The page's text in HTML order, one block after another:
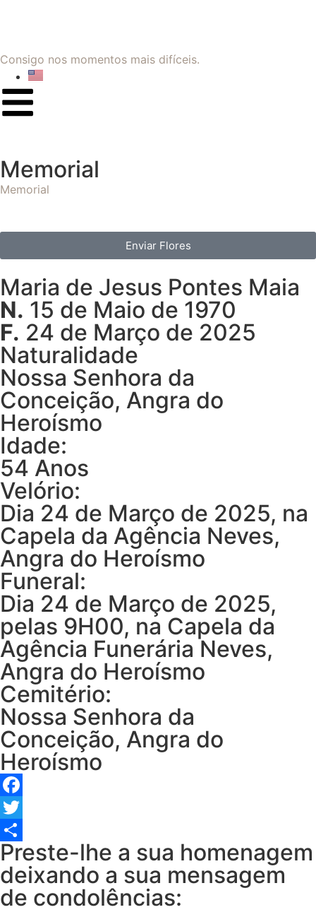
Consigo nos momentos mais difíceis.
Memorial
Memorial
Enviar Flores
Maria de Jesus Pontes Maia
N. 15 de Maio de 1970
F. 24 de Março de 2025
Naturalidade
Nossa Senhora da
Conceição, Angra do
Heroísmo
Idade:
54 Anos
Velório:
Dia 24 de Março de 2025, na
Capela da Agência Neves,
Angra do Heroísmo
Funeral:
Dia 24 de Março de 2025,
pelas 9H00, na Capela da
Agência Funerária Neves,
Angra do Heroísmo
Cemitério:
Nossa Senhora da
Conceição, Angra do
Heroísmo
Facebook
Twitter
Share
Preste-lhe a sua homenagem
deixando a sua mensagem
de condolências: